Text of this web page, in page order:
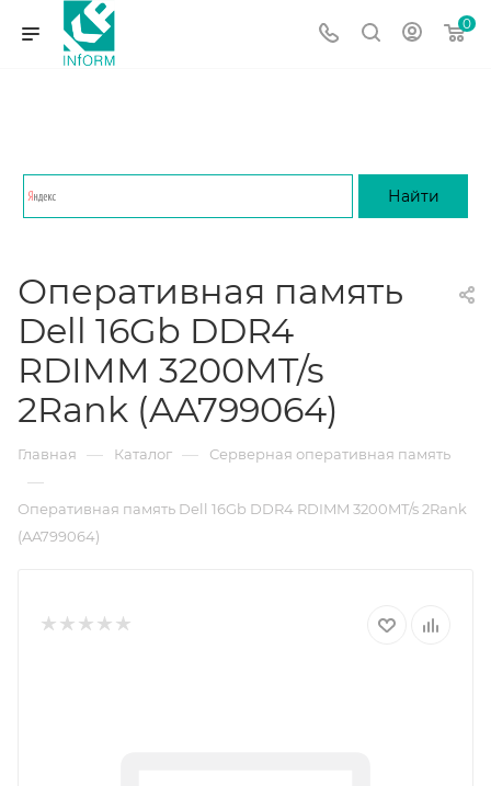
0
Оперативная память
Dell 16Gb DDR4
RDIMM 3200MT/s
2Rank (AA799064)
Главная — Каталог — Серверная оперативная память
—
Оперативная память Dell 16Gb DDR4 RDIMM 3200MT/s 2Rank
(AA799064)